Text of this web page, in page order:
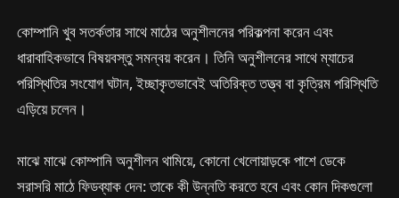
কোম্পানি খুব সতর্কতার সাথে মাঠের অনুশীলনের পরিকল্পনা করেন এবং
ধারাবাহিকভাবে বিষয়বস্তু সমন্বয় করেন। তিনি অনুশীলনের সাথে ম্যাচের
পরিস্থিতির সংযোগ ঘটান, ইচ্ছাকৃতভাবেই অতিরিক্ত তত্ত্ব বা কৃত্রিম পরিস্থিতি
এড়িয়ে চলেন।
মাঝে মাঝে কোম্পানি অনুশীলন থামিয়ে, কোনো খেলোয়াড়কে পাশে ডেকে
সরাসরি মাঠে ফিডব্যাক দেন: তাকে কী উন্নতি করতে হবে এবং কোন দিকগুলো